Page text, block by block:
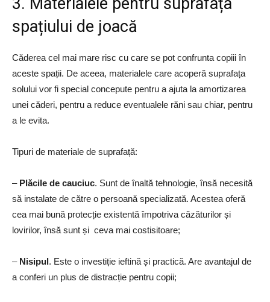
spațiului de joacă
Căderea cel mai mare risc cu care se pot confrunta copiii în
aceste spații. De aceea, materialele care acoperă suprafața
solului vor fi special concepute pentru a ajuta la amortizarea
unei căderi, pentru a reduce eventualele răni sau chiar, pentru
a le evita.
Tipuri de materiale de suprafață:
– Plăcile de cauciuc. Sunt de înaltă tehnologie, însă necesită
să instalate de către o persoană specializată. Acestea oferă
cea mai bună protecție existentă împotriva căzăturilor și
lovirilor, însă sunt și ceva mai costisitoare;
– Nisipul. Este o investiție ieftină și practică. Are avantajul de
a conferi un plus de distracție pentru copii;